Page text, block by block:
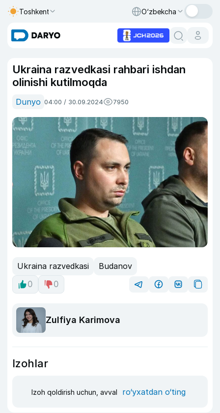
Toshkent O‘zbekcha
Ukraina razvedkasi rahbari ishdan
olinishi kutilmoqda
Dunyo 04:00 / 30.09.2024 7950
Ukraina razvedkasi
Budanov
0
0
Zulfiya Karimova
Izohlar
Izoh qoldirish uchun, avval ro‘yxatdan o‘ting